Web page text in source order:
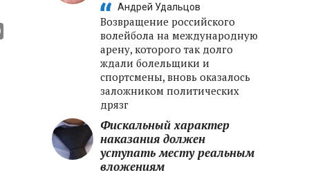
Андрей Удальцов
Возвращение российского
волейбола на международную
арену, которого так долго
ждали болельщики и
спортсмены, вновь оказалось
заложником политических
дрязг
Фискальный характер
наказания должен
уступать месту реальным
вложениям